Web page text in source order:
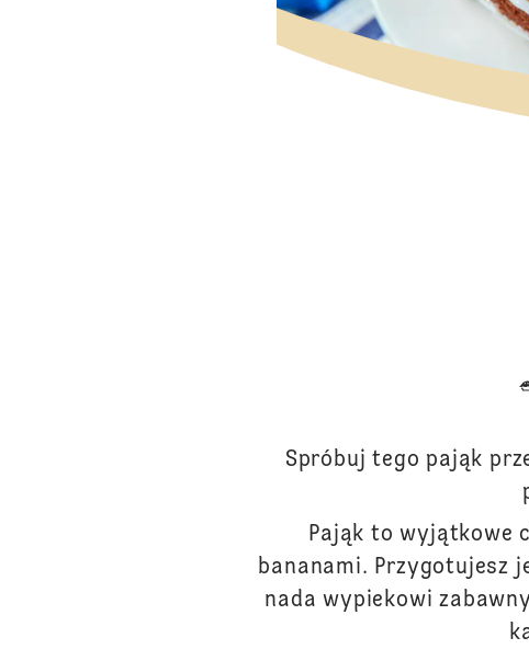
Spróbuj tego pająk
Pająk to wyjątkowe
bananami. Przygotujesz
nada wypiekowi